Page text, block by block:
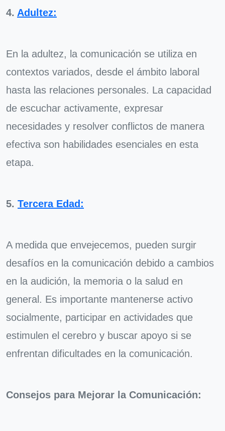
4. Adultez:
En la adultez, la comunicación se utiliza en
contextos variados, desde el ámbito laboral
hasta las relaciones personales. La capacidad
de escuchar activamente, expresar
necesidades y resolver conflictos de manera
efectiva son habilidades esenciales en esta
etapa.
5. Tercera Edad:
A medida que envejecemos, pueden surgir
desafíos en la comunicación debido a cambios
en la audición, la memoria o la salud en
general. Es importante mantenerse activo
socialmente, participar en actividades que
estimulen el cerebro y buscar apoyo si se
enfrentan dificultades en la comunicación.
Consejos para Mejorar la Comunicación: